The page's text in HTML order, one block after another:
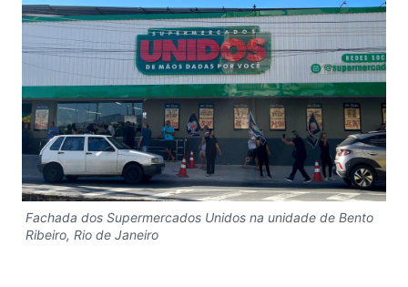
Fachada dos Supermercados Unidos na unidade de Bento
Ribeiro, Rio de Janeiro